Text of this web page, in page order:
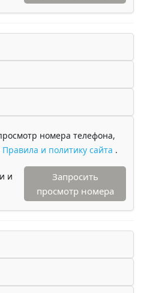
номера телефона,
Правила и политику сайта .
и
Запросить
просмотр номера